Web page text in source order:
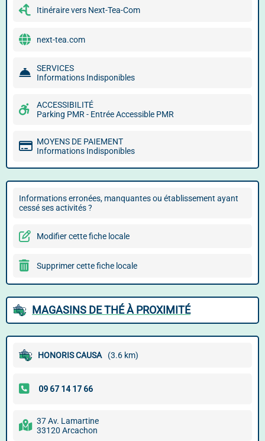
Itinéraire vers Next-Tea-Com
next-tea.com
SERVICES
Informations Indisponibles
ACCESSIBILITÉ
Parking PMR - Entrée Accessible PMR
MOYENS DE PAIEMENT
Informations Indisponibles
Informations erronées, manquantes ou établissement ayant
cessé ses activités ?
Modifier cette fiche locale
Supprimer cette fiche locale
MAGASINS DE THÉ À PROXIMITÉ
HONORIS CAUSA (3.6 km)
37 Av. Lamartine
33120 Arcachon